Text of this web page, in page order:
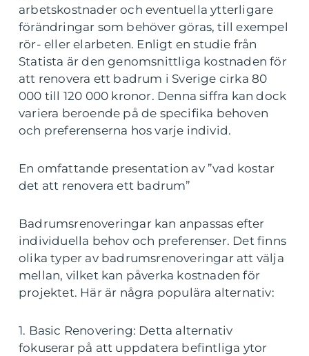
arbetskostnader och eventuella ytterligare
förändringar som behöver göras, till exempel
rör- eller elarbeten. Enligt en studie från
Statista är den genomsnittliga kostnaden för
att renovera ett badrum i Sverige cirka 80
000 till 120 000 kronor. Denna siffra kan dock
variera beroende på de specifika behoven
och preferenserna hos varje individ.
En omfattande presentation av ”vad kostar
det att renovera ett badrum”
Badrumsrenoveringar kan anpassas efter
individuella behov och preferenser. Det finns
olika typer av badrumsrenoveringar att välja
mellan, vilket kan påverka kostnaden för
projektet. Här är några populära alternativ:
1. Basic Renovering: Detta alternativ
fokuserar på att uppdatera befintliga ytor